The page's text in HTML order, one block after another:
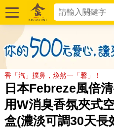
香「汽」撲鼻，煥然一「馨」！
日本Febreze風倍
用W消臭香氛夾式
盒(濃淡可調30天長